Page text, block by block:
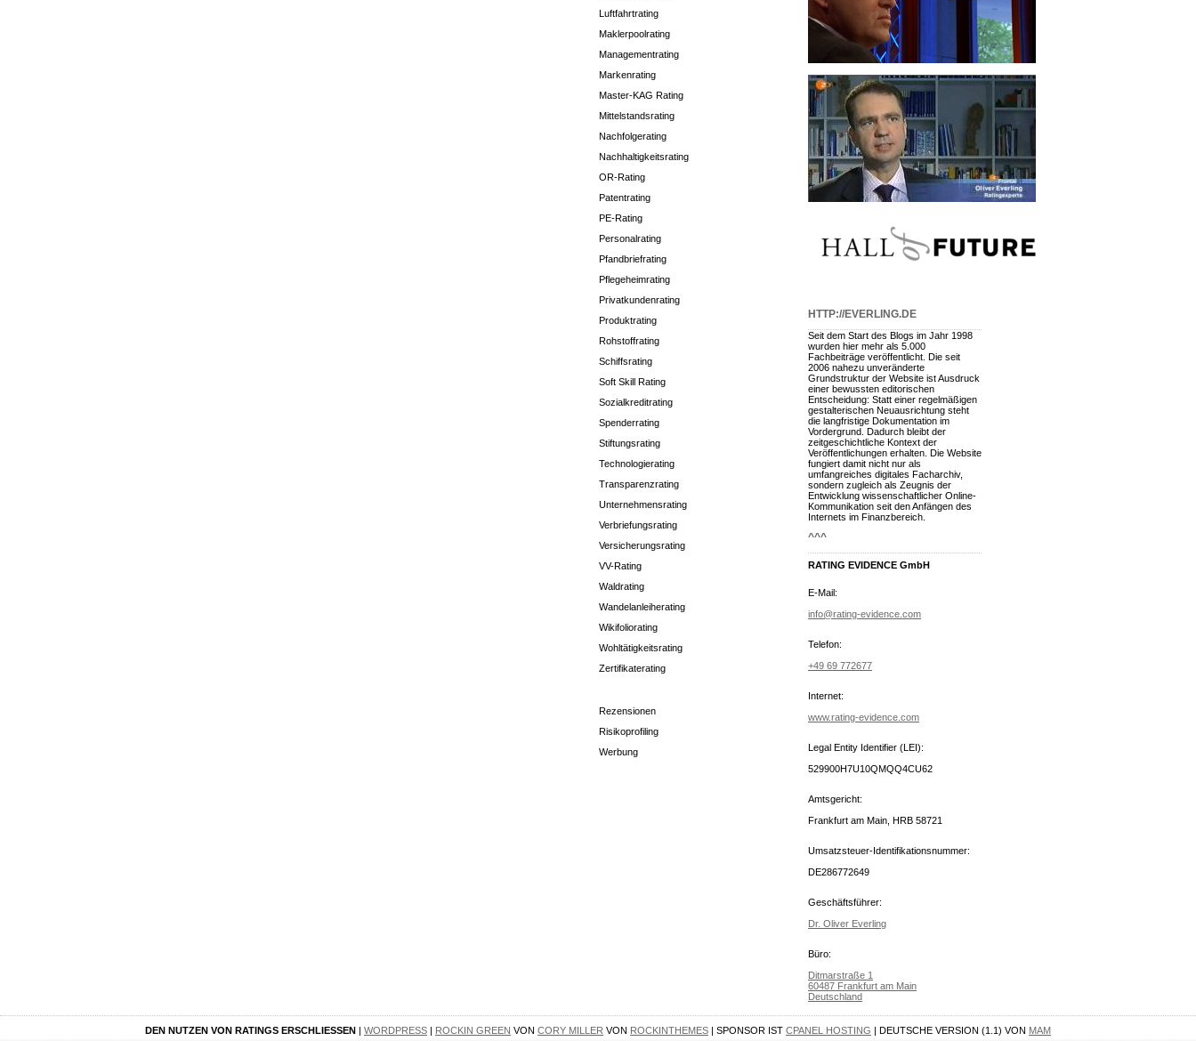
Luftfahrtrating
Maklerpoolrating
Managementrating
Markenrating
Master-KAG Rating
Mittelstandsrating
Nachfolgerating
Nachhaltigkeitsrating
OR-Rating
Patentrating
PE-Rating
Personalrating
Pfandbriefrating
Pflegeheimrating
Privatkundenrating
Produktrating
Rohstoffrating
Schiffsrating
Soft Skill Rating
Sozialkreditrating
Spenderrating
Stiftungsrating
Technologierating
Transparenzrating
Unternehmensrating
Verbriefungsrating
Versicherungsrating
VV-Rating
Waldrating
Wandelanleiherating
Wikifoliorating
Wohltätigkeitsrating
Zertifikaterating
Rezensionen
Risikoprofiling
Werbung
HTTP://EVERLING.DE
Seit dem Start des Blogs im Jahr 1998
wurden hier mehr als 5.000
Fachbeiträge veröffentlicht. Die seit
2006 nahezu unveränderte
Grundstruktur der Website ist Ausdruck
einer bewussten editorischen
Entscheidung: Statt einer regelmäßigen
gestalterischen Neuausrichtung steht
die langfristige Dokumentation im
Vordergrund. Dadurch bleibt der
zeitgeschichtliche Kontext der
Veröffentlichungen erhalten. Die Website
fungiert damit nicht nur als
umfangreiches digitales Facharchiv,
sondern zugleich als Zeugnis der
Entwicklung wissenschaftlicher Online-
Kommunikation seit den Anfängen des
Internets im Finanzbereich.
^^^
RATING EVIDENCE GmbH
E-Mail:
info@rating-evidence.com
Telefon:
+49 69 772677
Internet:
www.rating-evidence.com
Legal Entity Identifier (LEI):
529900H7U10QMQQ4CU62
Amtsgericht:
Frankfurt am Main, HRB 58721
Umsatzsteuer-Identifikationsnummer:
DE286772649
Geschäftsführer:
Dr. Oliver Everling
Büro:
Ditmarstraße 1
60487 Frankfurt am Main
Deutschland
DEN NUTZEN VON RATINGS ERSCHLIESSEN | WORDPRESS | ROCKIN GREEN VON CORY MILLER VON ROCKINTHEMES | SPONSOR IST CPANEL HOSTING | DEUTSCHE VERSION (1.1) VON MAM